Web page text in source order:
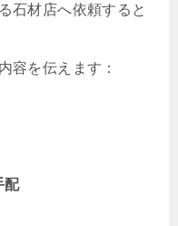
石材店へ依頼すると
容を伝えます：
配